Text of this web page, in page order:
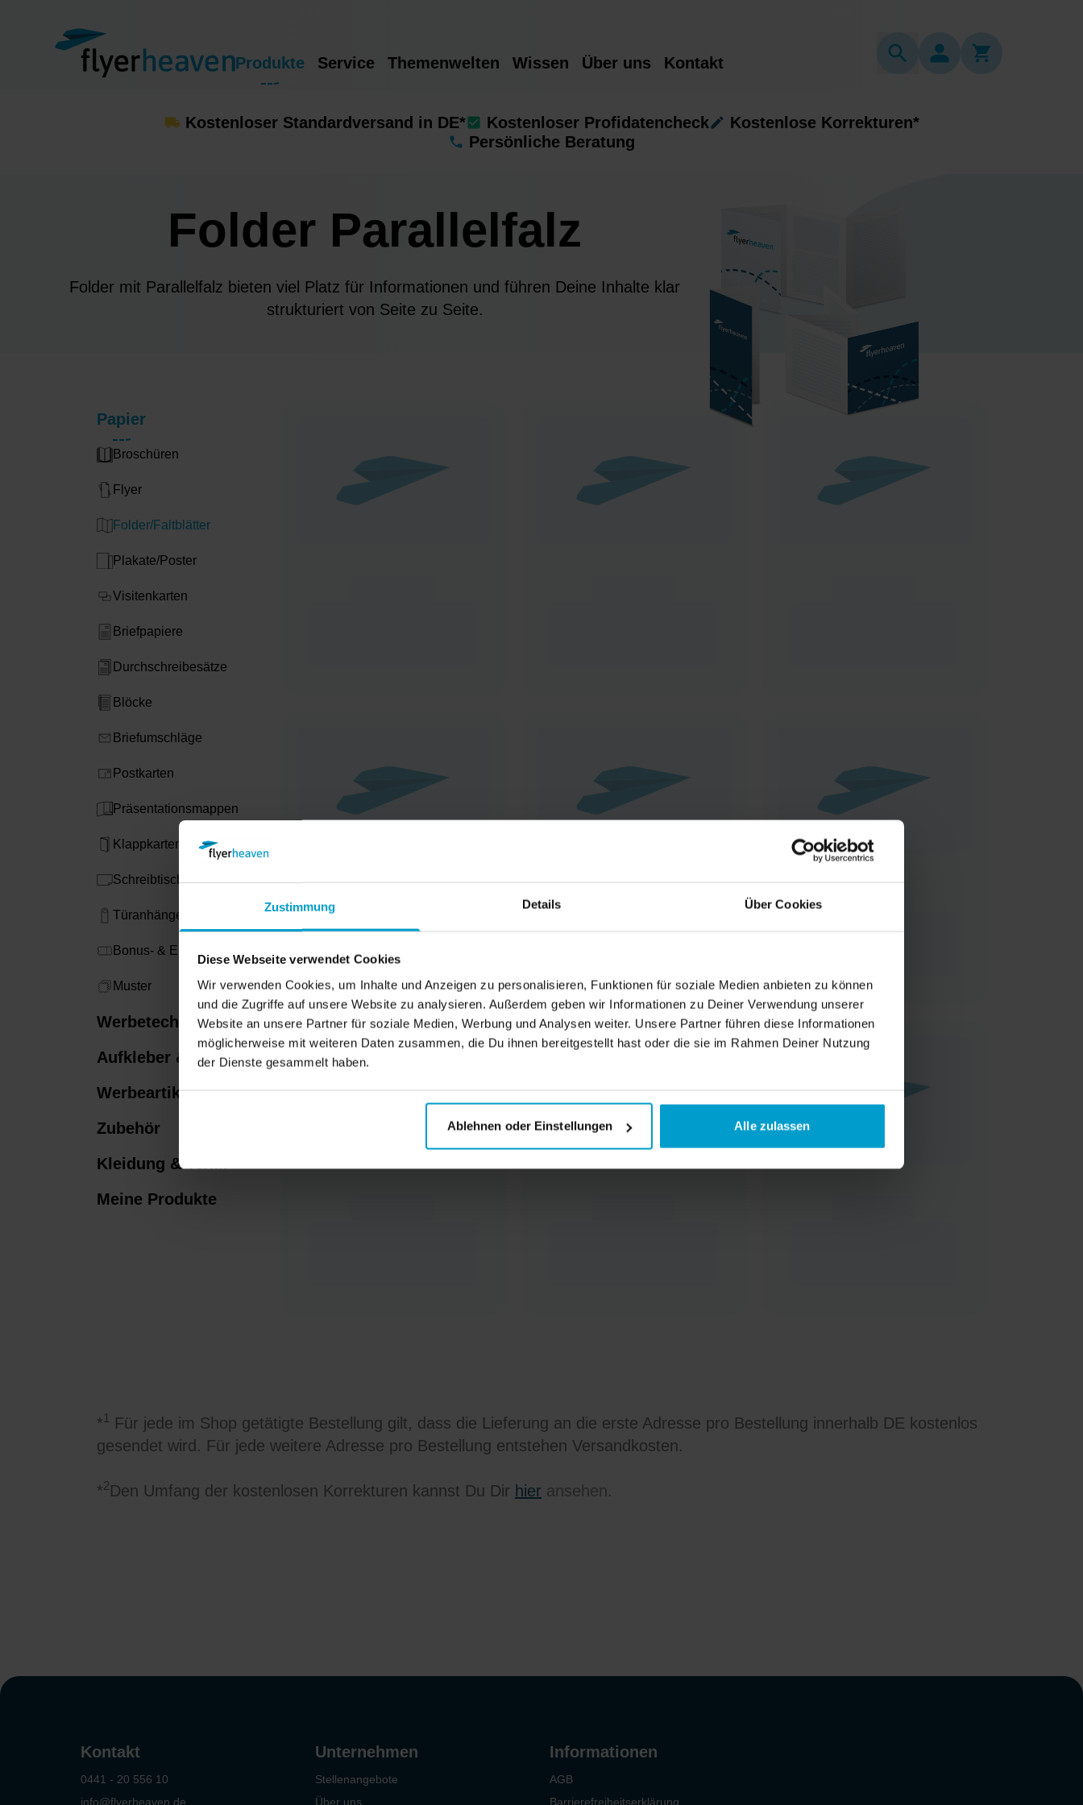
Zustimmung Details Über Cookies
Diese Webseite verwendet Cookies
Wir verwenden Cookies, um Inhalte und Anzeigen zu personalisieren, Funktionen für soziale Medien anbieten zu können
und die Zugriffe auf unsere Website zu analysieren. Außerdem geben wir Informationen zu Deiner Verwendung unserer
Website an unsere Partner für soziale Medien, Werbung und Analysen weiter. Unsere Partner führen diese Informationen
möglicherweise mit weiteren Daten zusammen, die Du ihnen bereitgestellt hast oder die sie im Rahmen Deiner Nutzung
der Dienste gesammelt haben.
Ablehnen oder Einstellungen Alle zulassen
Produkte Service Themenwelten Wissen Über uns Kontakt
Kostenloser Standardversand in DE* Kostenloser Profidatencheck
Kostenlose Korrekturen*
Persönliche Beratung
Folder Parallelfalz
Folder mit Parallelfalz bieten viel Platz für Informationen und führen Deine Inhalte klar
strukturiert von Seite zu Seite.
Papier
Broschüren
Flyer
Folder/Faltblätter
Plakate/Poster
Visitenkarten
Briefpapiere
Durchschreibesätze
Blöcke
Briefumschläge
Postkarten
Präsentationsmappen
Klappkarten
Schreibtischunterlagen
Türanhänger
Bonus- & Eintrittskarten​
Muster
Werbetechnik
Aufkleber &
Werbeartikel
Zubehör
Kleidung & Textil
Meine Produkte
*1
Für jede im Shop getätigte Bestellung gilt, dass die Lieferung an die erste Adresse pro Bestellung innerhalb DE kostenlos
gesendet wird. Für jede weitere Adresse pro Bestellung entstehen Versandkosten.
*2Den Umfang der kostenlosen Korrekturen kannst Du Dir hier ansehen.
Kontakt
0441 - 20 556 10
info@flyerheaven.de
Unternehmen
Stellenangebote
Über uns
Informationen
AGB
Barrierefreiheitserklärung